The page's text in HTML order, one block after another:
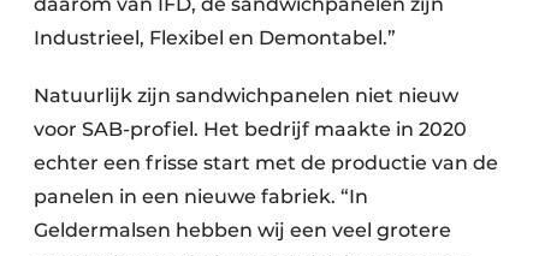
Industrieel, Flexibel en Demontabel.”
Natuurlijk zijn sandwichpanelen niet nieuw
voor SAB-profiel. Het bedrijf maakte in 2020
echter een frisse start met de productie van de
panelen in een nieuwe fabriek. “In
Geldermalsen hebben wij een veel grotere